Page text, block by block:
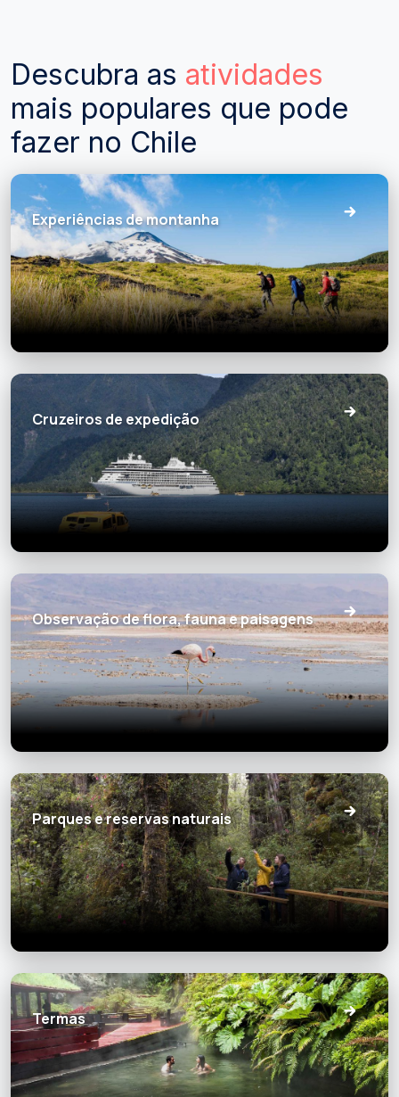
Descubra as atividades
mais populares que pode
fazer no Chile
Experiências de montanha
Cruzeiros de expedição
Observação de flora, fauna e paisagens
Parques e reservas naturais
Termas